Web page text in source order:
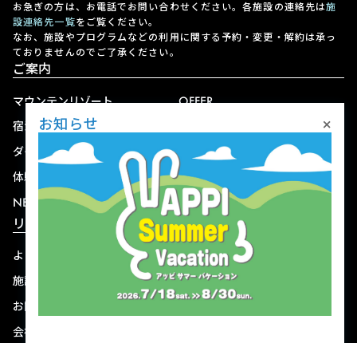
お急ぎの方は、お電話でお問い合わせください。各施設の連絡先は施
設連絡先一覧をご覧ください。
なお、施設やプログラムなどの利用に関する予約・変更・解約は承っ
ておりませんのでご了承ください。
ご案内
マウンテンリゾート
宿泊
ダイニング
体験
NEWS
OFFER
ショップ
リゾート情報
よくある質問
施設連絡先一覧
お問い合わせ
会社概要
関連施設
資料ダウンロード
お知らせ ×